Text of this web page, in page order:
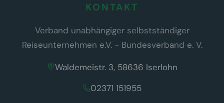
KONTAKT
Verband unabhängiger selbstständiger
Reiseunternehmen e.V. - Bundesverband e. V.
Waldemeistr. 3, 58636 Iserlohn
02371 151955